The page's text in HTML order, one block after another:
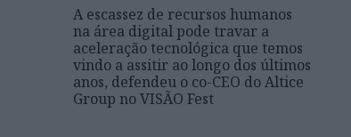
A escassez de recursos humanos
na área digital pode travar a
aceleração tecnológica que temos
vindo a assitir ao longo dos últimos
anos, defendeu o co-CEO do Altice
Group no VISÃO Fest